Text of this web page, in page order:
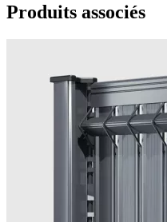
Produits associés